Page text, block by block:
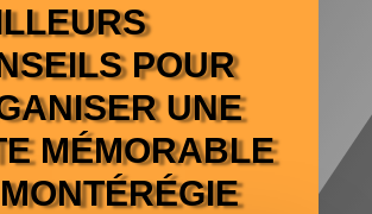
POUR
UNE
MÉMORABLE